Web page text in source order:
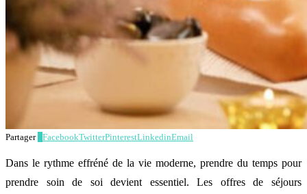
Partager FacebookTwitterPinterestLinkedinEmail
Dans le rythme effréné de la vie moderne, prendre du temps pour
prendre soin de soi devient essentiel. Les offres de séjours